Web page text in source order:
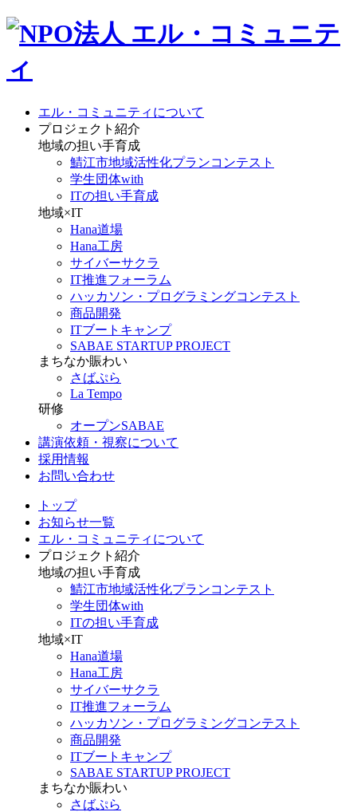
エル・コミュニティについて
プロジェクト紹介
地域の担い手育成
鯖江市地域活性化プランコンテスト
学生団体with
ITの担い手育成
地域×IT
Hana道場
Hana工房
サイバーサクラ
IT推進フォーラム
ハッカソン・プログラミングコンテスト
商品開発
ITブートキャンプ
SABAE STARTUP PROJECT
まちなか賑わい
さばぷら
La Tempo
研修
オープンSABAE
講演依頼・視察について
採用情報
お問い合わせ
トップ
お知らせ一覧
エル・コミュニティについて
プロジェクト紹介
地域の担い手育成
鯖江市地域活性化プランコンテスト
学生団体with
ITの担い手育成
地域×IT
Hana道場
Hana工房
サイバーサクラ
IT推進フォーラム
ハッカソン・プログラミングコンテスト
商品開発
ITブートキャンプ
SABAE STARTUP PROJECT
まちなか賑わい
さばぷら